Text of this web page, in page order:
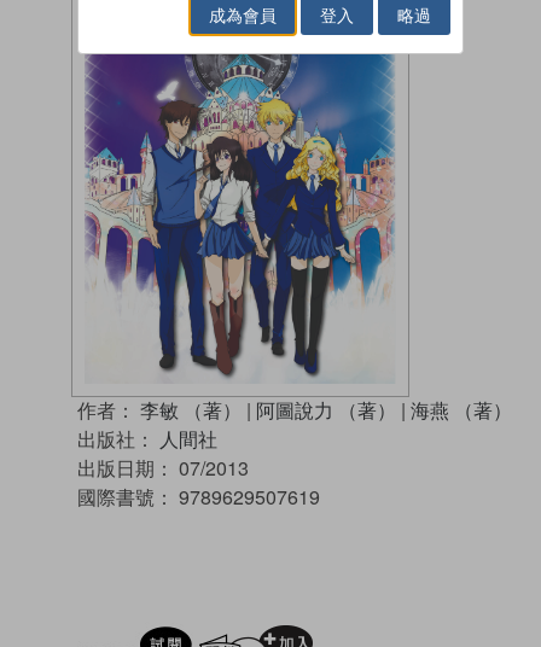
作者： 李敏 （著） | 阿圖說力 （著） | 海燕 （著）
出版社：
人間社
出版日期： 07/2013
國際書號： 9789629507619
試閲
成為會員 登入 略過